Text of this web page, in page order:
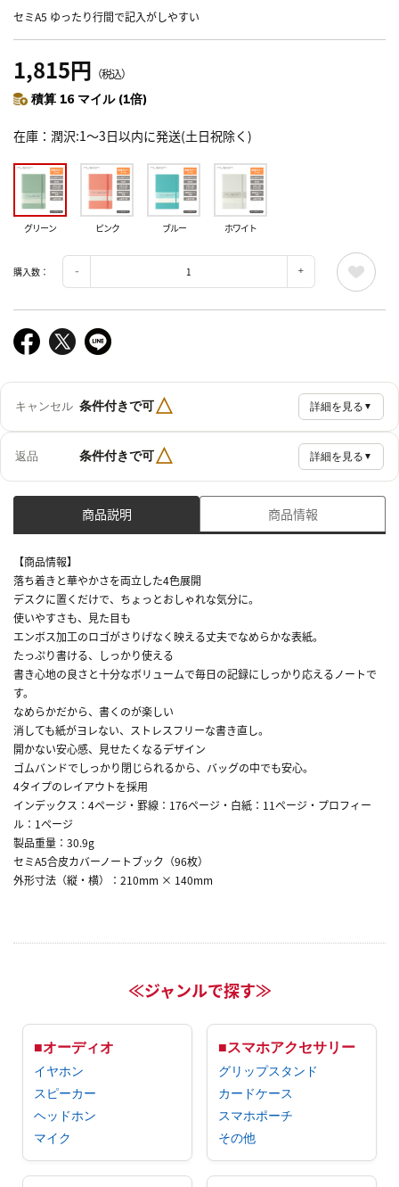
セミA5 ゆったり行間で記入がしやすい
1,815円 （税込）
積算 16 マイル (1倍)
在庫 潤沢:1～3日以内に発送(土日祝除く)
グリーン ピンク ブルー ホワイト
購入数：
キャンセル 条件付きで可△ 詳細を見る ▼
返品 条件付きで可△ 詳細を見る ▼
商品説明 商品情報
【商品情報】
落ち着きと華やかさを両立した4色展開
デスクに置くだけで、ちょっとおしゃれな気分に。
使いやすさも、見た目も
エンボス加工のロゴがさりげなく映える丈夫でなめらかな表紙。
たっぷり書ける、しっかり使える
書き心地の良さと十分なボリュームで毎日の記録にしっかり応えるノートで
す。
なめらかだから、書くのが楽しい
消しても紙がヨレない、ストレスフリーな書き直し。
開かない安心感、見せたくなるデザイン
ゴムバンドでしっかり閉じられるから、バッグの中でも安心。
4タイプのレイアウトを採用
インデックス：4ページ・罫線：176ページ・白紙：11ページ・プロフィー
ル：1ページ
製品重量：30.9g
セミA5合皮カバーノートブック（96枚）
外形寸法（縦・横）：210mm × 140mm
≪ジャンルで探す≫
■オーディオ
イヤホン
スピーカー
ヘッドホン
マイク
■スマホアクセサリー
グリップスタンド
カードケース
スマホポーチ
その他